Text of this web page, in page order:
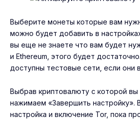
Выберите монеты которые вам
можно будет добавить в
вы еще не знаете что вам будет
и Ethereum, этого будет
доступны тестовые сети, если они
Выбрав криптовалюту с которой вы
нажимаем «Завершить настройку».
настройка и включение Tor, пока